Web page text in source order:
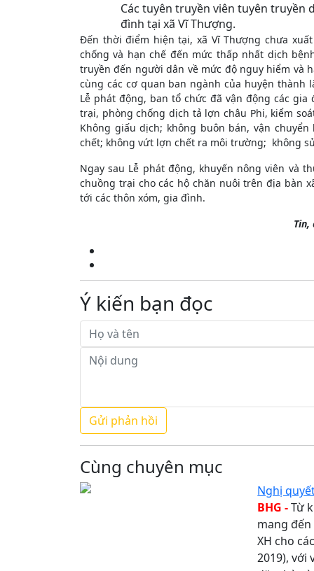
Các tuyên truyền viên tuyên truyền
đình tại xã Vĩ Thượng.
Đến thời điểm hiện tại, xã Vĩ Thượng chưa
chống và hạn chế đến mức thấp nhất dịch
truyền đến người dân về mức độ nguy hiểm và
cùng các cơ quan ban ngành của huyện
Lễ phát động, ban tổ chức đã vận động các
trại, phòng chống dịch tả lợn châu Phi, kiểm
Không giấu dịch; không buôn bán, vận
chết; không vứt lợn chết ra môi trường; không
Ngay sau Lễ phát động, khuyến nông viên và
chuồng trại cho các hộ chăn nuôi trên địa bàn
tới các thôn xóm, gia đình.
Tin,
Ý kiến bạn đọc
Cùng chuyên mục
Nghị
BHG -Từ
mang
XH cho
2019), với